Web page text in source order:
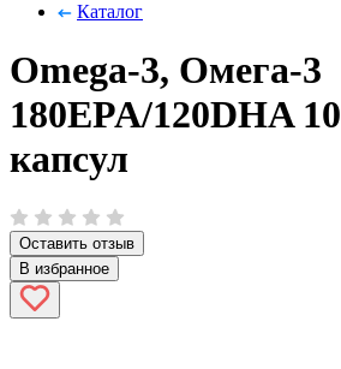
Каталог
Omega-3, Омега-3
180EPA/120DHA
капсул
Оставить отзыв
В избранное